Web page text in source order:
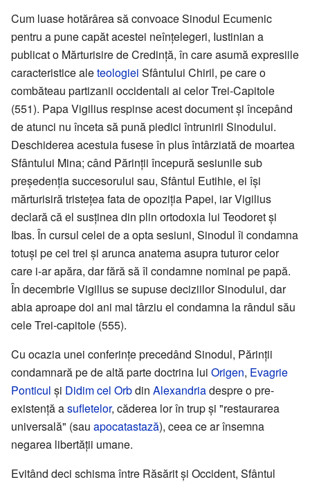
Cum luase hotărârea să convoace Sinodul Ecumenic
pentru a pune capăt acestei neînțelegeri, Iustinian a
publicat o Mărturisire de Credință, în care asumă expresiile
caracteristice aleteologiei Sfântului Chiril, pe care o
combăteau partizanii occidentali ai celor Trei-Capitole
(551). Papa Vigilius respinse acest document și începând
de atunci nu înceta să pună piedici întrunirii Sinodului.
Deschiderea acestuia fusese în plus întârziată de moartea
Sfântului Mina; când Părinții începură sesiunile sub
președenția succesorului sau, Sfântul Eutihie, ei își
mărturisiră tristețea fata de opoziția Papei, iar Vigilius
declară că el susținea din plin ortodoxia lui Teodoret și
Ibas. În cursul celei de a opta sesiuni, Sinodul îi condamna
totuși pe cei trei și arunca anatema asupra tuturor celor
care i-ar apăra, dar fără să îl condamne nominal pe papă.
În decembrie Vigilius se supuse deciziilor Sinodului, dar
abia aproape doi ani mai târziu el condamna la rândul său
cele Trei-capitole (555).
Cu ocazia unei conferințe precedând Sinodul, Părinții
condamnară pe de altă parte doctrina lui Origen, Evagrie
Ponticul și Didim cel Orbdin Alexandriadespre o pre-
existență asufletelor, căderea lor în trup și "restaurarea
universală" (sau apocatastază), ceea ce ar însemna
negarea libertății umane.
Evitând deci schisma între Răsărit și Occident, Sfântul